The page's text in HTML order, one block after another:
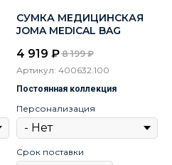
СУМКА МЕДИЦИНСКАЯ
JOMA MEDICAL BAG
4 919 ₽ 8 199 ₽
Артикул: 400632.100
Постоянная коллекция
Персонализация
Срок поставки